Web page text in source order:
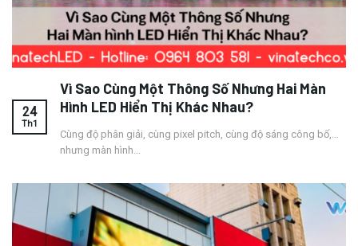
Vì Sao Cùng Một Thông Số Nhưng Hai Màn
Hình LED Hiển Thị Khác Nhau?
Cùng độ phân giải, cùng pixel pitch, cùng độ sáng công bố,…
nhưng màn hình...
24
Th1